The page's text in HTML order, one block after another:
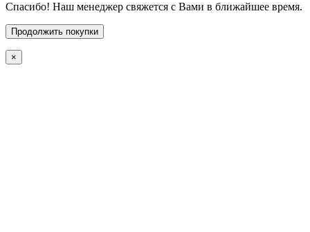
Спасибо! Наш менеджер свяжется с Вами в ближайшее время.
Продолжить покупки
×